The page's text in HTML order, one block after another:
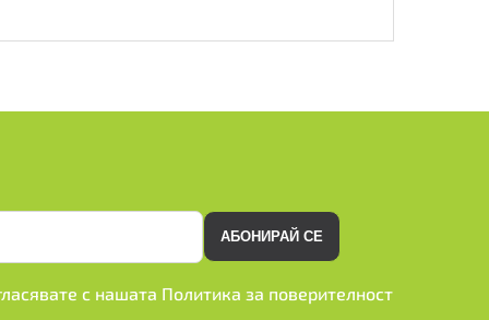
АБОНИРАЙ СЕ
с нашата Политика за поверителност